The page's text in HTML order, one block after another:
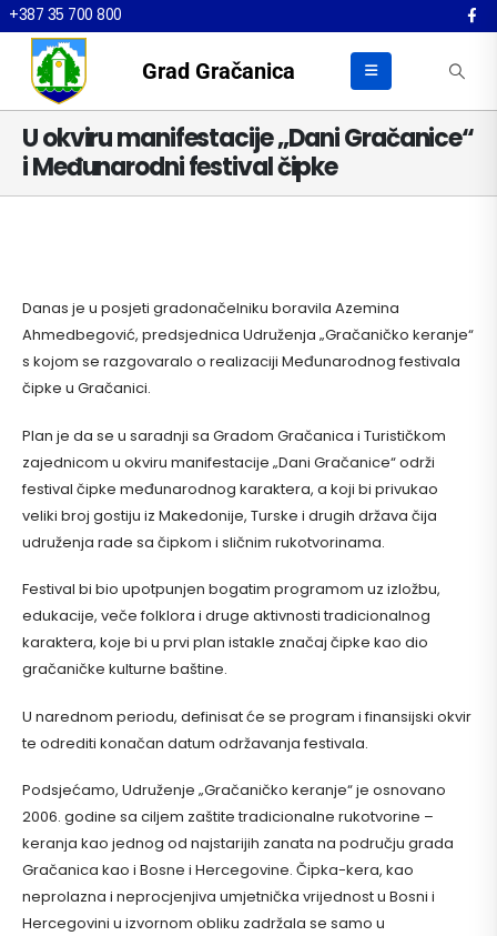
+387 35 700 800
Grad Gračanica
U okviru manifestacije „Dani Gračanice“
i Međunarodni festival čipke
Danas je u posjeti gradonačelniku boravila Azemina
Ahmedbegović, predsjednica Udruženja „Gračaničko keranje“
s kojom se razgovaralo o realizaciji Međunarodnog festivala
čipke u Gračanici.
Plan je da se u saradnji sa Gradom Gračanica i Turističkom
zajednicom u okviru manifestacije „Dani Gračanice“ održi
festival čipke međunarodnog karaktera, a koji bi privukao
veliki broj gostiju iz Makedonije, Turske i drugih država čija
udruženja rade sa čipkom i sličnim rukotvorinama.
Festival bi bio upotpunjen bogatim programom uz izložbu,
edukacije, veče folklora i druge aktivnosti tradicionalnog
karaktera, koje bi u prvi plan istakle značaj čipke kao dio
gračaničke kulturne baštine.
U narednom periodu, definisat će se program i finansijski okvir
te odrediti konačan datum održavanja festivala.
Podsjećamo, Udruženje „Gračaničko keranje“ je osnovano
2006. godine sa ciljem zaštite tradicionalne rukotvorine –
keranja kao jednog od najstarijih zanata na području grada
Gračanica kao i Bosne i Hercegovine. Čipka-kera, kao
neprolazna i neprocjenjiva umjetnička vrijednost u Bosni i
Hercegovini u izvornom obliku zadržala se samo u